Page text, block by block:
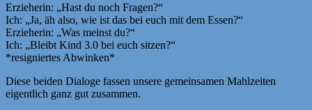
Erzieherin: „Hast du noch Fragen?“
Ich: „Ja, äh also, wie ist das bei euch mit dem Essen?“
Erzieherin: „Was meinst du?“
Ich: „Bleibt Kind 3.0 bei euch sitzen?“
*resigniertes Abwinken*
Diese beiden Dialoge fassen unsere gemeinsamen Mahlzeiten
eigentlich ganz gut zusammen.